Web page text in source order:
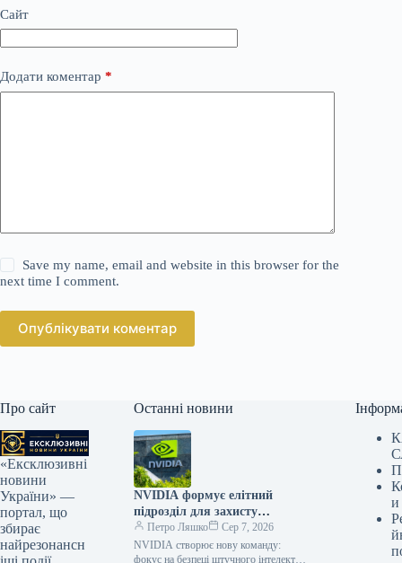
Сайт
Додати коментар *
Save my name, email and website in this browser for the
next time I comment.
Опублікувати коментар
Про сайт
«Ексклюзивні
новини
України» —
портал, що
збирає
найрезонансн
Останні новини
NVIDIA формує елітний
підрозділ для захисту
передових ШІ-технологій
Петро Ляшко
Сер 7, 2026
NVIDIA створює нову команду:
фокус на безпеці штучного інтелекту
и